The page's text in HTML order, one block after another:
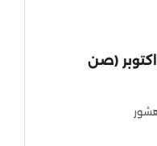
شقة + حديقة للبيع 111 م 6 اكتوبر (صن